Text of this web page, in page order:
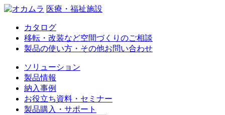
医療・福祉施設
カタログ
移転・改装など空間づくりのご相談
製品の使い方・その他お問い合わせ
ソリューション
製品情報
納入事例
お役立ち資料・セミナー
製品購入・サポート